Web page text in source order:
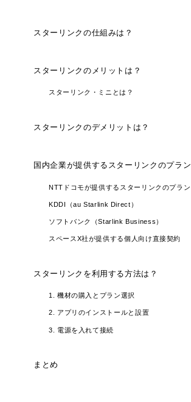
スターリンクの仕組みは？
スターリンクのメリットは？
スターリンク・ミニとは？
スターリンクのデメリットは？
国内企業が提供するスターリンクのプラン
NTTドコモが提供するスターリンクのプラン
KDDI（au Starlink Direct）
ソフトバンク（Starlink Business）
スペースX社が提供する個人向け直接契約
スターリンクを利用する方法は？
1. 機材の購入とプラン選択
2. アプリのインストールと設置
3. 電源を入れて接続
まとめ